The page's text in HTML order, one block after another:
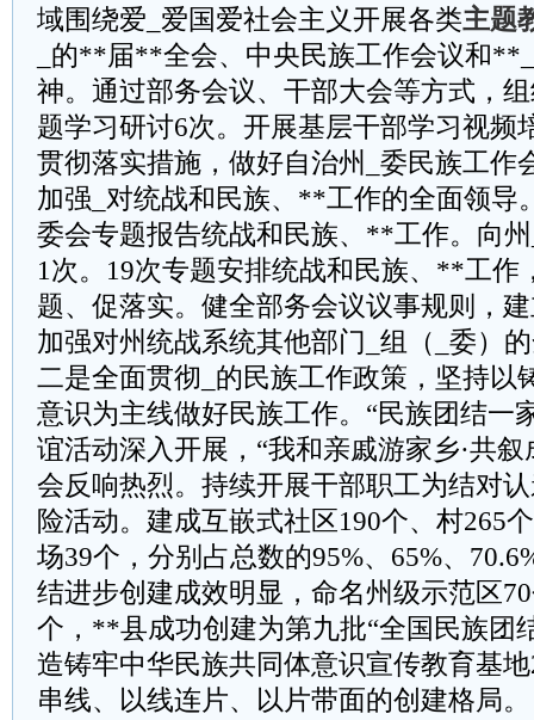
域围绕爱_爱国爱社会主义开展各类主题
_的**届**全会、中央民族工作会议和
神。通过部务会议、干部大会等方式，
题学习研讨6次。开展基层干部学习视频
贯彻落实措施，做好自治州_委民族工作
加强_对统战和民族、**工作的全面领导
委会专题报告统战和民族、**工作。向
1次。19次专题安排统战和民族、**工作
题、促落实。健全部务会议议事规则，
加强对州统战系统其他部门_组（_委）
二是全面贯彻_的民族工作政策，坚持以
意识为主线做好民族工作。“民族团结一
谊活动深入开展，“我和亲戚游家乡·共
会反响热烈。持续开展干部职工为结对
险活动。建成互嵌式社区190个、村265
场39个，分别占总数的95%、65%、
结进步创建成效明显，命名州级示范区
个，**县成功创建为第九批“全国民族团
造铸牢中华民族共同体意识宣传教育基
串线、以线连片、以片带面的创建格局。